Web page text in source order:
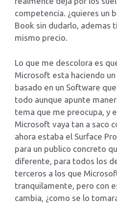
competencia. ¿quieres un
Book sin dudarlo, ademas
mismo precio.
Lo que me descolora es
Microsoft esta haciendo
basado en un Software
todo aunque apunte
tema que me preocupa, y
Microsoft vaya tan a saco
ahora estaba el Surface
para un publico concreto
diferente, para todos los
terceros a los que
tranquilamente, pero con
cambia, ¿como se lo